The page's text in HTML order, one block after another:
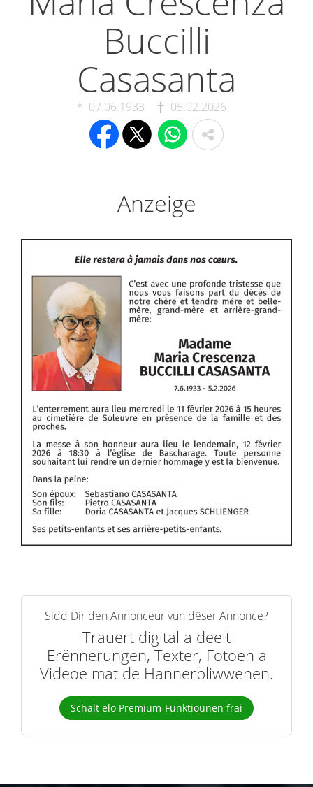
Buccilli
Casasanta
07.06.1933 05.02.2026
Anzeige
Sidd Dir den Annonceur vun dëser Annonce?
Trauert digital a deelt
Erënnerungen, Texter, Fotoen a
Videoe mat de Hannerbliwwenen.
Schalt elo Premium-Funktiounen fräi